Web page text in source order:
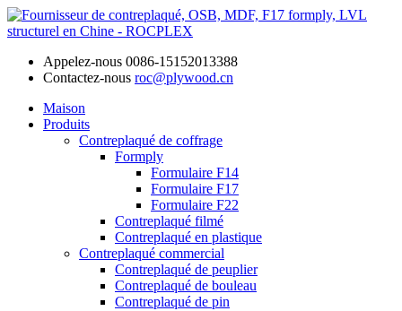
Appelez-nous 0086-15152013388
Contactez-nous roc@plywood.cn
Maison
Produits
Contreplaqué de coffrage
Formply
Formulaire F14
Formulaire F17
Formulaire F22
Contreplaqué filmé
Contreplaqué en plastique
Contreplaqué commercial
Contreplaqué de peuplier
Contreplaqué de bouleau
Contreplaqué de pin